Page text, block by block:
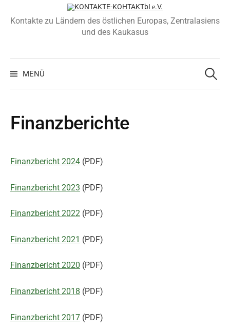
Inhalt
Kontakte zu Ländern des östlichen Europas, Zentralasiens
und des Kaukasus
MENÜ
Suchen
nach:
Finanzberichte
Finanzbericht 2024 (PDF)
Finanzbericht 2023 (PDF)
Finanzbericht 2022 (PDF)
Finanzbericht 2021 (PDF)
Finanzbericht 2020 (PDF)
Finanzbericht 2018 (PDF)
Finanzbericht 2017 (PDF)